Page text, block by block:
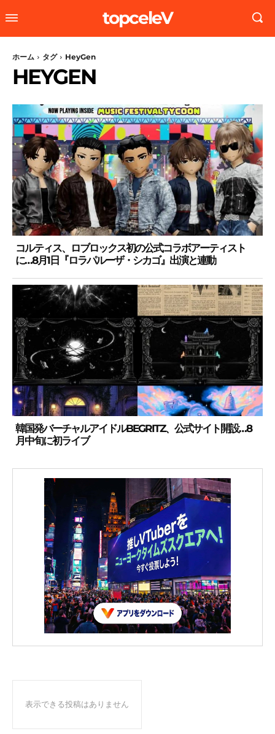
topceleV
ホーム タグ HeyGen
HEYGEN
コルティス、ロブロックス初の公式コラボアーティスト
に…8月1日『ロラパルーザ・シカゴ』出演と連動
韓国発バーチャルアイドルBEGRITZ、公式サイト開設…8
月中旬に初ライブ
表示できる投稿はありません